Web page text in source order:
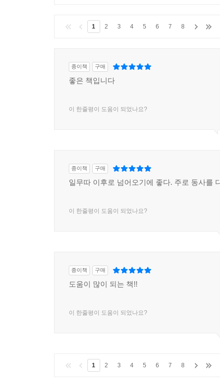
1 2 3 4 5 6 7 8
종이책 구매
좋은 책입니다
이 한줄평이 도움이 되었나요?
종이책 구매
일무따 이후로 넘어오기에 좋다. 주로 동사를
이 한줄평이 도움이 되었나요?
종이책 구매
도움이 많이 되는 책!!
이 한줄평이 도움이 되었나요?
1 2 3 4 5 6 7 8